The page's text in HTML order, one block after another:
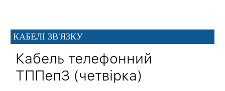
КАБЕЛІ ЗВ'ЯЗКУ
Кабель телефонний
ТППепЗ (четвірка)